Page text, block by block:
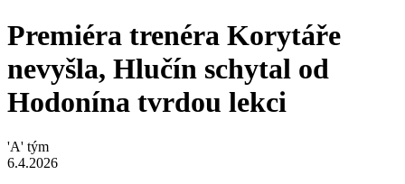
Premiéra trenéra Korytáře
nevyšla, Hlučín schytal od
Hodonína tvrdou lekci
'A' tým
6.4.2026